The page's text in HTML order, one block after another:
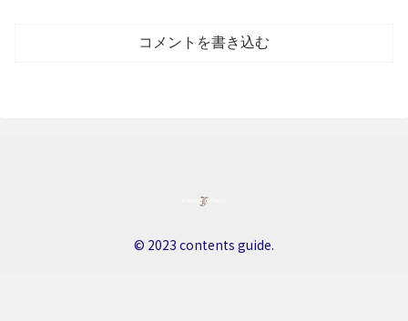
コメントを書き込む
© 2023 contents guide.